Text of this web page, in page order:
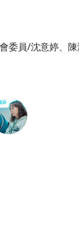
委員/沈意婷、